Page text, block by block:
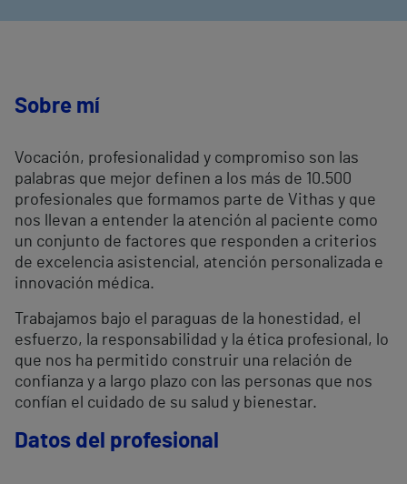
Sobre mí
Vocación, profesionalidad y compromiso son las
palabras que mejor definen a los más de 10.500
profesionales que formamos parte de Vithas y que
nos llevan a entender la atención al paciente como
un conjunto de factores que responden a criterios
de excelencia asistencial, atención personalizada e
innovación médica.
Trabajamos bajo el paraguas de la honestidad, el
esfuerzo, la responsabilidad y la ética profesional, lo
que nos ha permitido construir una relación de
confianza y a largo plazo con las personas que nos
confían el cuidado de su salud y bienestar.
Datos del profesional